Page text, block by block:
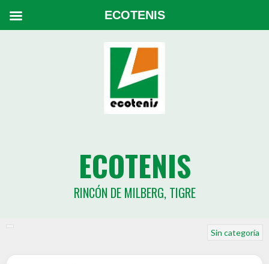
ECOTENIS
RINCÓN DE MILBERG, TIGRE
Sin categoría
ECOTENIS